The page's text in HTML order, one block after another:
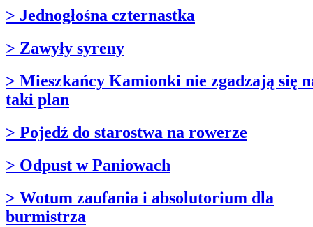
> Jednogłośna czternastka
> Zawyły syreny
> Mieszkańcy Kamionki nie zgadzają się
taki plan
> Pojedź do starostwa na rowerze
> Odpust w Paniowach
> Wotum zaufania i absolutorium dla
burmistrza